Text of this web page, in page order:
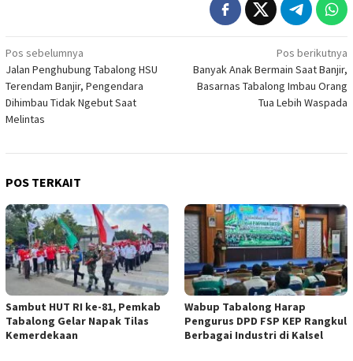
Navigasi
pos
Pos sebelumnya
Jalan Penghubung Tabalong HSU
Terendam Banjir, Pengendara
Dihimbau Tidak Ngebut Saat
Melintas
Pos berikutnya
Banyak Anak Bermain Saat Banjir,
Basarnas Tabalong Imbau Orang
Tua Lebih Waspada
POS TERKAIT
Sambut HUT RI ke-81, Pemkab
Tabalong Gelar Napak Tilas
Kemerdekaan
Wabup Tabalong Harap
Pengurus DPD FSP KEP Rangkul
Berbagai Industri di Kalsel